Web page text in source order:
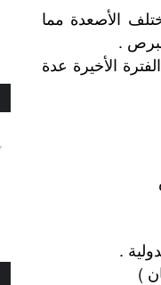
الأصعدة مما
.
الأخيرة عدة
.
)